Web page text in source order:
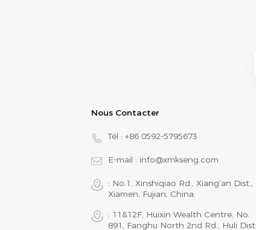
Nous Contacter
Tél : +86 0592-5795673
E-mail : info@xmkseng.com
: No.1, Xinshiqiao Rd., Xiang‘an Dist.,
Xiamen, Fujian, China.
: 11&12F, Huixin Wealth Centre, No.
891, Fanghu North 2nd Rd., Huli Dist.,